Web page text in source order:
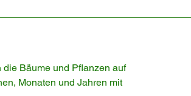
Bäume und Pflanzen auf
Monaten und Jahren mit